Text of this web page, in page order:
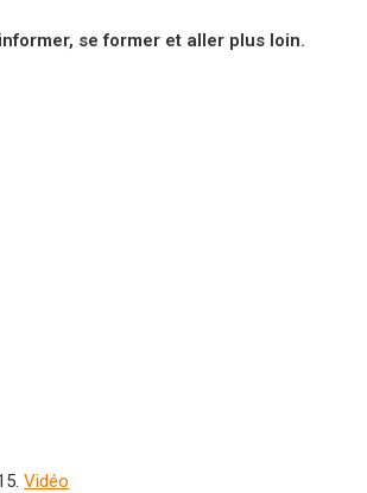
se former et aller plus loin.
Vidéo